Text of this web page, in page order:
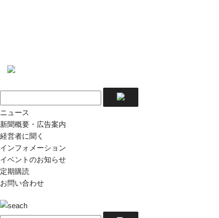
ニュース
新聞概要・広告案内
経営者に聞く
インフォメーション
イベントのお知らせ
定期購読
お問い合わせ